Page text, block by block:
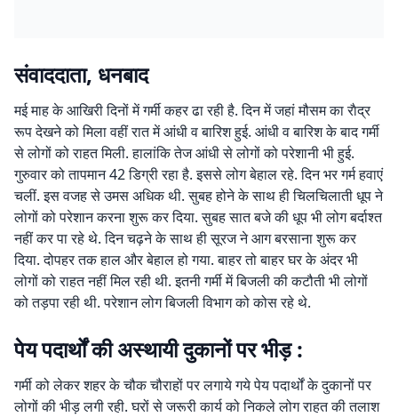
संवाददाता, धनबाद
मई माह के आखिरी दिनों में गर्मी कहर ढा रही है. दिन में जहां मौसम का राैद्र
रूप देखने को मिला वहीं रात में आंधी व बारिश हुई. आंधी व बारिश के बाद गर्मी
से लोगों को राहत मिली. हालांकि तेज आंधी से लोगों को परेशानी भी हुई.
गुरुवार को तापमान 42 डिग्री रहा है. इससे लोग बेहाल रहे. दिन भर गर्म हवाएं
चलीं. इस वजह से उमस अधिक थी. सुबह होने के साथ ही चिलचिलाती धूप ने
लोगों को परेशान करना शुरू कर दिया. सुबह सात बजे की धूप भी लोग बर्दाश्त
नहीं कर पा रहे थे. दिन चढ़ने के साथ ही सूरज ने आग बरसाना शुरू कर
दिया. दोपहर तक हाल और बेहाल हो गया. बाहर तो बाहर घर के अंदर भी
लोगों को राहत नहीं मिल रही थी. इतनी गर्मी में बिजली की कटौती भी लोगों
को तड़पा रही थी. परेशान लोग बिजली विभाग को कोस रहे थे.
पेय पदार्थों की अस्थायी दुकानों पर भीड़ :
गर्मी को लेकर शहर के चौक चौराहों पर लगाये गये पेय पदार्थों के दुकानों पर
लोगों की भीड़ लगी रही. घरों से जरूरी कार्य को निकले लोग राहत की तलाश